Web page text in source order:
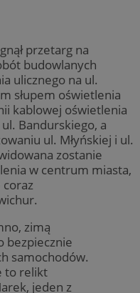
przetarg na
budowlanych
ulicznego na ul.
słupem oświetlenia
kablowej oświetlenia
Bandurskiego, a
ul. Młyńskiej i ul.
zostanie
w centrum miasta,
zimą
bezpiecznie
samochodów.
to relikt
jeden z